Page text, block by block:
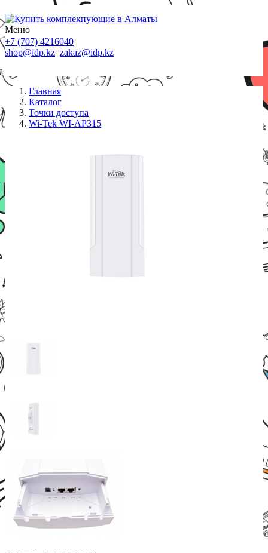
Меню
+7 (707) 4216040
shop@idp.kz zakaz@idp.kz
Главная
Каталог
Точки доступа
Wi-Tek WI-AP315